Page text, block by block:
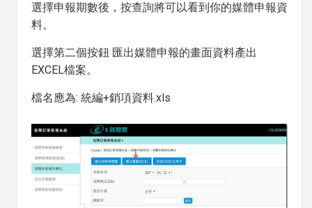
選擇申報期數後，按查詢將可以看到你的媒體申報資
料。
選擇第二個按鈕 匯出媒體申報的畫面資料產出
EXCEL檔案。
檔名應為: 統編+銷項資料.xls